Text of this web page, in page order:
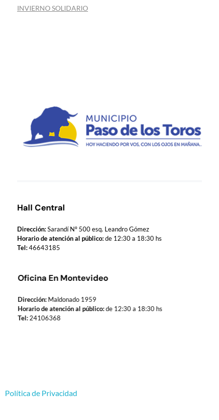
INVIERNO SOLIDARIO
Hall Central
Dirección:Sarandí Nº 500 esq. Leandro Gómez
Horario de atención al público:de 12:30 a 18:30 hs
Tel:46643185
Oficina En Montevideo
Dirección:Maldonado 1959
Horario de atención al público:de 12:30 a 18:30 hs
Tel:24106368
Política de Privacidad